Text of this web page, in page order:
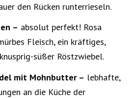
den Rücken runterrieseln.
– absolut perfekt! Rosa
Fleisch, ein kräftiges,
süßer Röstzwiebel.
mit Mohnbutter – lebhafte,
an die Küche der